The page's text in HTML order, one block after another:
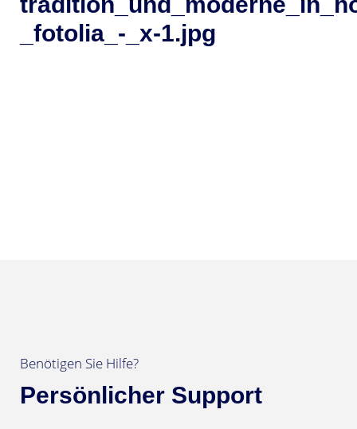
_fotolia_-_x-1.jpg
Benötigen Sie Hilfe?
Persönlicher Support